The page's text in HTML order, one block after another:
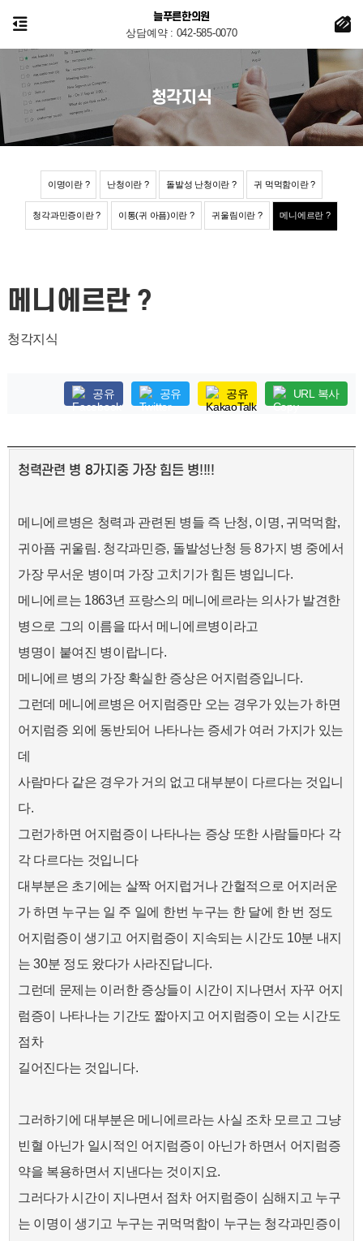
늘푸른한의원
상담예약 : 042-585-0070
이명이란 ? 난청이란 ? 돌발성 난청이란 ? 귀 먹먹함이란 ?
청각과민증이란 ? 이통(귀 아픔)이란 ? 귀울림이란 ? 메니에르란 ?
청각지식
메니에르란 ?
청각지식
공유 공유 공유 URL 복사
청력관련 병 8가지중 가장 힘든 병!!!!
메니에르병은 청력과 관련된 병들 즉 난청, 이명, 귀먹먹함,
귀아픔 귀울림. 청각과민증, 돌발성난청 등 8가지 병 중에서
가장 무서운 병이며 가장 고치기가 힘든 병입니다.
메니에르는 1863년 프랑스의 메니에르라는 의사가 발견한
병으로 그의 이름을 따서 메니에르병이라고
병명이 붙여진 병이랍니다.
메니에르 병의 가장 확실한 증상은 어지럼증입니다.
그런데 메니에르병은 어지럼증만 오는 경우가 있는가 하면
어지럼증 외에 동반되어 나타나는 증세가 여러 가지가 있는
데
사람마다 같은 경우가 거의 없고 대부분이 다르다는 것입니
다.
그런가하면 어지럼증이 나타나는 증상 또한 사람들마다 각
각 다르다는 것입니다
대부분은 초기에는 살짝 어지럽거나 간헐적으로 어지러운
가 하면 누구는 일 주 일에 한번 누구는 한 달에 한 번 정도
어지럼증이 생기고 어지럼증이 지속되는 시간도 10분 내지
는 30분 정도 왔다가 사라진답니다.
그런데 문제는 이러한 증상들이 시간이 지나면서 자꾸 어지
럼증이 나타나는 기간도 짧아지고 어지럼증이 오는 시간도
점차
길어진다는 것입니다.
그러하기에 대부분은 메니에르라는 사실 조차 모르고 그냥
빈혈 아닌가 일시적인 어지럼증이 아닌가 하면서 어지럼증
약을 복용하면서 지낸다는 것이지요.
그러다가 시간이 지나면서 점차 어지럼증이 심해지고 누구
는 이명이 생기고 누구는 귀먹먹함이 누구는 청각과민증이